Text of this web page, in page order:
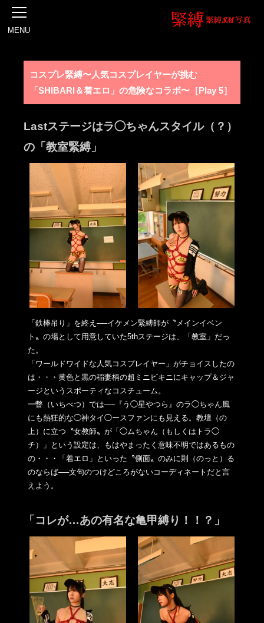
MENU
コスプレ緊縛〜人気コスプレイヤーが挑む
「SHIBARI＆着エロ」の危険なコラボ〜［Play 5］
Lastステージはラ◯ちゃんスタイル（？）
の「教室緊縛」
「鉄棒吊り」を終え──イケメン緊縛師が〝メインイベン
ト〟の場として用意していた5thステージは、「教室」だっ
た。
「ワールドワイドな人気コスプレイヤー」がチョイスしたの
は・・
・黄色と黒の稲妻柄の超ミニビキニにキャップ＆ジャ
ージというスポーティなコスチューム。
一瞥（いちべつ）では──『う◯星やつら』のラ◯ちゃん風
にも熱狂的な◯神タイ◯ースファンにも見える。教壇（の
上）に立つ〝女教師〟が「◯ムちゃん（もしくはトラ◯
チ）」という設定は、
もはやまったく意味不明ではあるもの
の・・・「着エロ」 といった〝側面〟のみに則（のっと）る
のならば──文句のつけどころがないコーディネートだと言
えよう。
「コレが…あの有名な亀甲縛り！！？」